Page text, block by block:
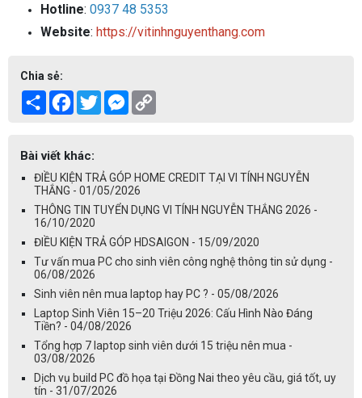
Hotline: 0937 48 5353
Website: https://vitinhnguyenthang.com
Chia sẻ:
Share Facebook
TwitterMessenger
Bài viết khác:
ĐIỀU KIỆN TRẢ GÓP HOME CREDIT TẠI VI TÍNH NGUYỄN
THẮNG - 01/05/2026
THÔNG TIN TUYỂN DỤNG VI TÍNH NGUYỄN THẮNG 2026 -
16/10/2020
ĐIỀU KIỆN TRẢ GÓP HDSAIGON - 15/09/2020
Tư vấn mua PC cho sinh viên công nghệ thông tin sử dụng -
06/08/2026
Sinh viên nên mua laptop hay PC ? - 05/08/2026
Laptop Sinh Viên 15–20 Triệu 2026: Cấu Hình Nào Đáng
Tiền? - 04/08/2026
Tổng hợp 7 laptop sinh viên dưới 15 triệu nên mua -
03/08/2026
Dịch vụ build PC đồ họa tại Đồng Nai theo yêu cầu, giá tốt, uy
tín - 31/07/2026